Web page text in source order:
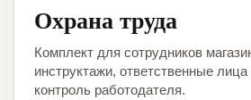
Охрана труда
Комплект для сотрудников
инструктажи, ответственные
контроль работодателя.